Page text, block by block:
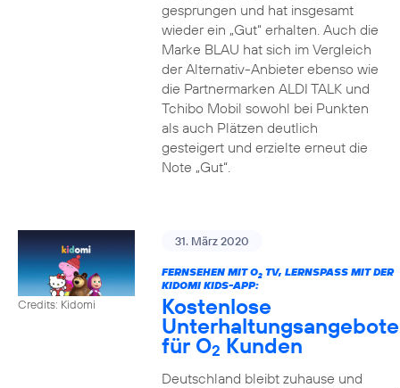
gesprungen und hat insgesamt
wieder ein „Gut“ erhalten. Auch die
Marke BLAU hat sich im Vergleich
der Alternativ-Anbieter ebenso wie
die Partnermarken ALDI TALK und
Tchibo Mobil sowohl bei Punkten
als auch Plätzen deutlich
gesteigert und erzielte erneut die
Note „Gut“.
Credits: Kidomi
31. März 2020
FERNSEHEN MIT O2TV, LERNSPASS MIT DER K
IDOMI KIDS-APP:
Kostenlose
Unterhaltungsangebote
für O2 Kunden
Deutschland bleibt zuhause und